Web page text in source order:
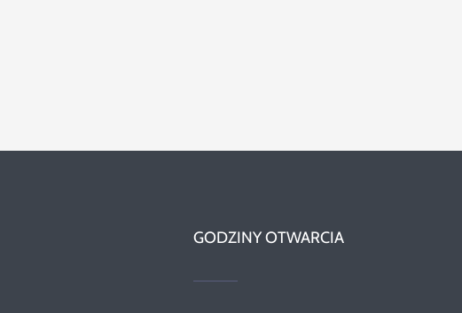
GODZINY OTWARCIA